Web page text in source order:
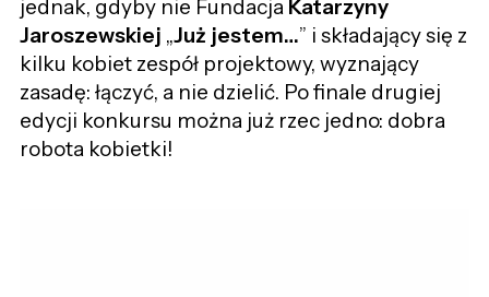
jednak, gdyby nie FundacjaKatarzyny
Jaroszewskiej „Już jestem…” i składający się z
kilku kobiet zespół projektowy, wyznający
zasadę: łączyć, a nie dzielić. Po finale drugiej
edycji konkursu można już rzec jedno: dobra
robota kobietki!